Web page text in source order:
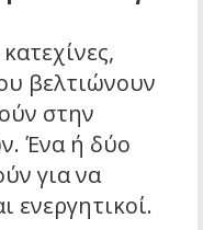
βελτιώνουν
στην
Ένα ή δύο
για να
ενεργητικοί.